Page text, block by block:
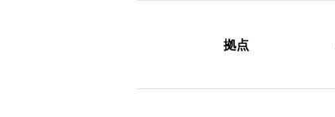
拠点